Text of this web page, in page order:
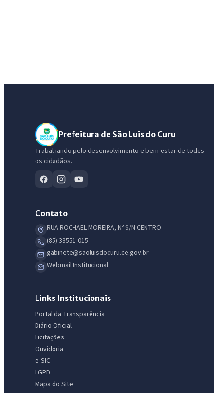
Prefeitura de São Luis do Curu
Trabalhando pelo desenvolvimento e bem-estar de todos
os cidadãos.
Contato
RUA ROCHAEL MOREIRA, Nº S/N CENTRO
(85) 33551-015
gabinete@saoluisdocuru.ce.gov.br
Webmail Institucional
Links Institucionais
Portal da Transparência
Diário Oficial
Licitações
Ouvidoria
e-SIC
LGPD
Mapa do Site
IntGest AI